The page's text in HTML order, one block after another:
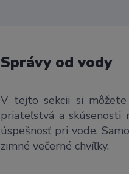
Správy od vody
V tejto sekcii si môžete
priateľstvá a
úspešnosť pri vode.
zimné večerné chvíľky.